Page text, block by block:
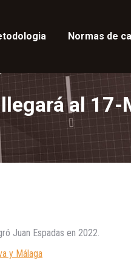
Normas de
al 17-
Juan Espadas en 2022.
y Málaga